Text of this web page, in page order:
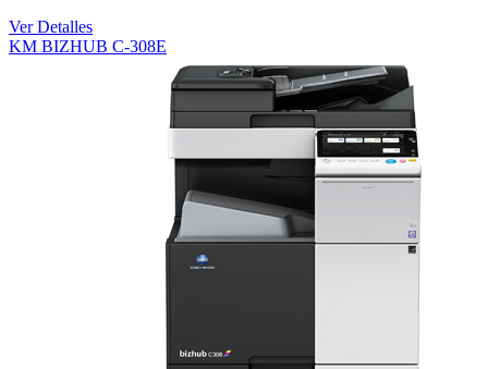
Ver Detalles
KM BIZHUB C-308E